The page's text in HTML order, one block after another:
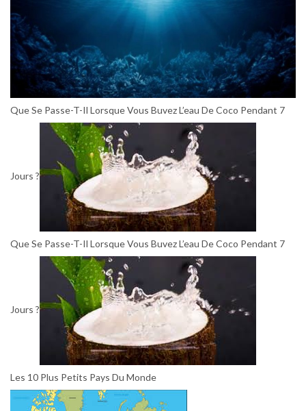
Que Se Passe-T-Il Lorsque Vous Buvez L’eau De Coco Pendant 7
Jours ?
Que Se Passe-T-Il Lorsque Vous Buvez L’eau De Coco Pendant 7
Jours ?
Les 10 Plus Petits Pays Du Monde